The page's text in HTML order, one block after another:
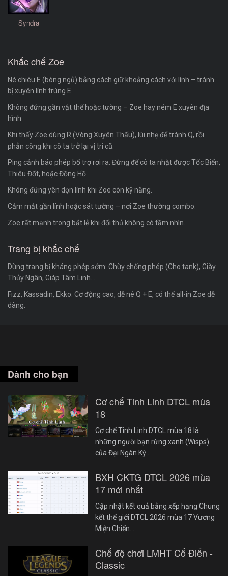
Syndra
Khắc chế Zoe
Né chiêu E (bóng ngủ) bằng cách giữ khoảng cách với lính – tránh
bị xuyên lính trúng E.
Không đứng gần vật thể hoặc tường – Zoe hay ném E xuyên địa
hình.
Khi thấy Zoe dùng R (Vòng Xuyên Thấu), lùi nhẹ để tránh Q, rồi
phản công khi cô ta trở lại vị trí cũ.
Ping cảnh báo phép bổ trợ rơi ra: Đừng để cô ta nhặt được Tốc Biến,
Thiêu Đốt, hoặc Đồng Hồ.
Không đứng yên dọn lính khi Zoe còn kỹ năng.
Cắm mắt gần lính hoặc sát tường – nơi Zoe thường combo.
Zoe rất mạnh trong bắt lẻ khi đối thủ không có tầm nhìn.
Trang bị khắc chế
Dùng trang bị kháng phép sớm: Chùy chống phép (Cho tank), Giày
Thủy Ngân, Giáp Tâm Linh...
Fizz, Kassadin, Ekko: Cơ động cao, dễ né Q + E, có thể all-in Zoe dễ
dàng.
Dành cho bạn
Cơ chế Tinh Linh DTCL mùa
18
Cơ chế Tinh Linh DTCL mùa 18 là
những người bạn rừng xanh (Wisps)
của Đại Ngàn Kỳ…
BXH CKTG DTCL 2026 mùa
17 mới nhất
Cập nhật kết quả bảng xếp hạng Chung
kết thế giới DTCL 2026 mùa 17 Vương
Miện Chiến…
Chế độ chơi LMHT Cổ Điển -
Classic